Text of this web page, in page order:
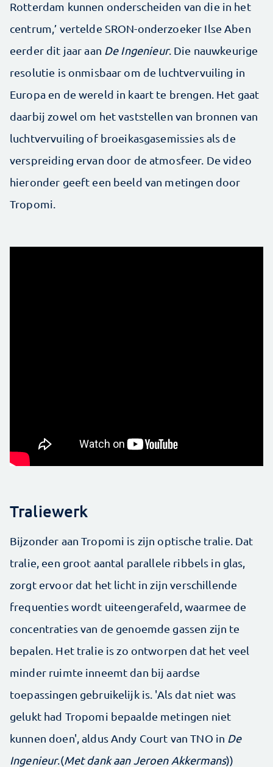
Rotterdam kunnen onderscheiden van die in het
centrum,’ vertelde SRON-onderzoeker Ilse Aben
eerder dit jaar aan De Ingenieur. Die nauwkeurige
resolutie is onmisbaar om de luchtvervuiling in
Europa en de wereld in kaart te brengen. Het gaat
daarbij zowel om het vaststellen van bronnen van
luchtvervuiling of broeikasgasemissies als de
verspreiding ervan door de atmosfeer. De video
hieronder geeft een beeld van metingen door
Tropomi.
Traliewerk
Bijzonder aan Tropomi is zijn optische tralie. Dat
tralie, een groot aantal parallele ribbels in glas,
zorgt ervoor dat het licht in zijn verschillende
frequenties wordt uiteengerafeld, waarmee de
concentraties van de genoemde gassen zijn te
bepalen. Het tralie is zo ontworpen dat het veel
minder ruimte inneemt dan bij aardse
toepassingen gebruikelijk is. 'Als dat niet was
gelukt had Tropomi bepaalde metingen niet
kunnen doen', aldus Andy Court van TNO in De
Ingenieur.(Met dank aan Jeroen Akkermans))